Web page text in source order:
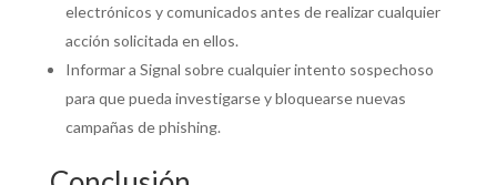
electrónicos y comunicados antes de realizar cualquier
acción solicitada en ellos.
Informar a Signal sobre cualquier intento sospechoso
para que pueda investigarse y bloquearse nuevas
campañas de phishing.